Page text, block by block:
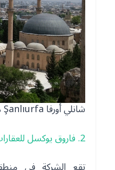
شانلي أورفا Şanlıurfa من الولايات التي نما فيها السوق العقاري بشكل جيد
2. فاروق يوكسل للعقارات FARUK YÜKSEL EMLAK